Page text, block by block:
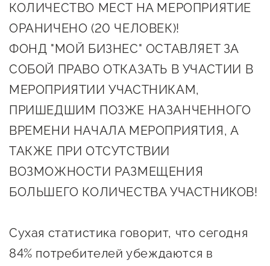
Меры поддержки
Навигатор по мерам
поддержки
Имущественная поддержка
Консультационная поддержка
Образовательная поддержка
Поддержка креативного и
инновационно-
технологического
Поддержка социальных
предпринимателей
КОЛИЧЕСТВО МЕСТ НА МЕРОПРИЯТИЕ
ОРАНИЧЕНО (20 ЧЕЛОВЕК)!
ФОНД "МОЙ БИЗНЕС" ОСТАВЛЯЕТ ЗА
СОБОЙ ПРАВО ОТКАЗАТЬ В УЧАСТИИ В
МЕРОПРИЯТИИ УЧАСТНИКАМ,
ПРИШЕДШИМ ПОЗЖЕ НАЗАНЧЕННОГО
ВРЕМЕНИ НАЧАЛА МЕРОПРИЯТИЯ, А
ТАКЖЕ ПРИ ОТСУТСТВИИ
ВОЗМОЖНОСТИ РАЗМЕЩЕНИЯ
БОЛЬШЕГО КОЛИЧЕСТВА УЧАСТНИКОВ!
Сухая статистика говорит, что сегодня
84% потребителей убеждаются в